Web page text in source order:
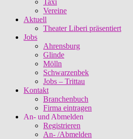
Taxi
Vereine
Aktuell
Theater Liberi präsentiert
Jobs
Ahrensburg
Glinde
Mölln
Schwarzenbek
Jobs – Trittau
Kontakt
Branchenbuch
Firma eintragen
An- und Abmelden
Registrieren
An- /Abmelden